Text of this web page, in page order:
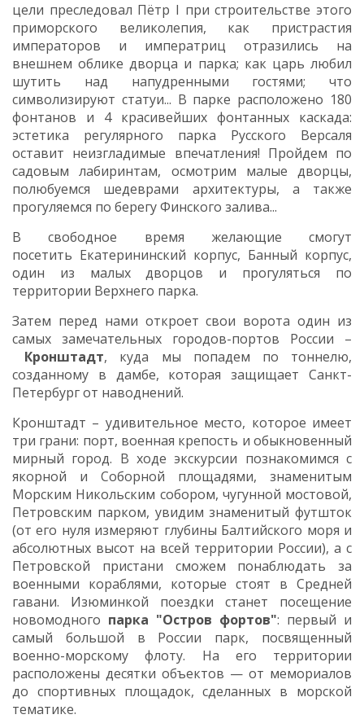
цели преследовал Пётр I при строительстве этого
приморского великолепия, как пристрастия
императоров и императриц отразились на
внешнем облике дворца и парка; как царь любил
шутить над напудренными гостями; что
символизируют статуи... В парке расположено 180
фонтанов и 4 красивейших фонтанных каскада:
эстетика регулярного парка Русского Версаля
оставит неизгладимые впечатления! Пройдем по
садовым лабиринтам, осмотрим малые дворцы,
полюбуемся шедеврами архитектуры, а также
прогуляемся по берегу Финского залива...
В свободное время желающие смогут
посетить Екатерининский корпус, Банный корпус,
один из малых дворцов и прогуляться по
территории Верхнего парка.
Затем перед нами откроет свои ворота один из
самых замечательных городов-портов России –
Кронштадт, куда мы попадем по тоннелю,
созданному в дамбе, которая защищает Санкт-
Петербург от наводнений.
Кронштадт – удивительное место, которое имеет
три грани: порт, военная крепость и обыкновенный
мирный город. В ходе экскурсии познакомимся с
якорной и Соборной площадями, знаменитым
Морским Никольским собором, чугунной мостовой,
Петровским парком, увидим знаменитый футшток
(от его нуля измеряют глубины Балтийского моря и
абсолютных высот на всей территории России), а с
Петровской пристани сможем понаблюдать за
военными кораблями, которые стоят в Средней
гавани. Изюминкой поездки станет посещение
новомодного парка "Остров фортов": первый и
самый большой в России парк, посвященный
военно-морскому флоту. На его территории
расположены десятки объектов — от мемориалов
до спортивных площадок, сделанных в морской
тематике.